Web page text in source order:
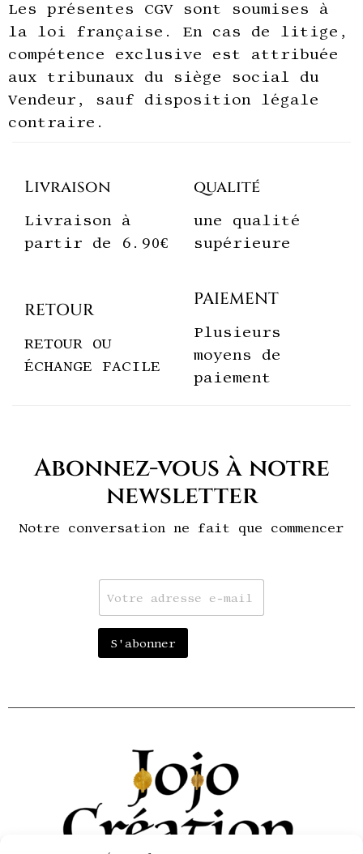
Les présentes CGV sont soumises à
la loi française. En cas de litige,
compétence exclusive est attribuée
aux tribunaux du siège social du
Vendeur, sauf disposition légale
contraire.
Livraison
Livraison à
partir de 6.90€
qualité
une qualité
supérieure
RETOUR
RETOUR OU
ÉCHANGE FACILE
PAIEMENT
Plusieurs
moyens de
paiement
Abonnez-vous à notre
newsletter
Notre conversation ne fait que commencer
E
a
i
*
S'abonner